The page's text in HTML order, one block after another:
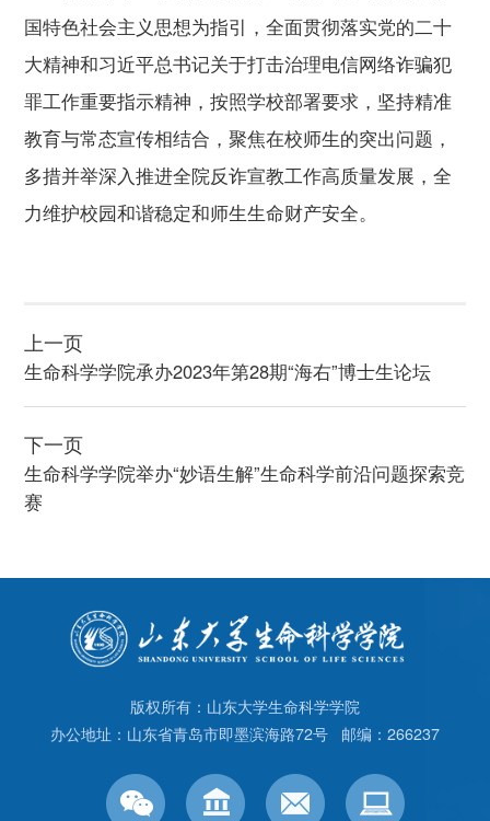
国特色社会主义思想为指引，全面贯彻落实党的二十
大精神和习近平总书记关于打击治理电信网络诈骗犯
罪工作重要指示精神，按照学校部署要求，坚持精准
教育与常态宣传相结合，聚焦在校师生的突出问题，
多措并举深入推进全院反诈宣教工作高质量发展，全
力维护校园和谐稳定和师生生命财产安全。
上一页
生命科学学院承办2023年第28期“海右”博士生论坛
下一页
生命科学学院举办“妙语生解”生命科学前沿问题探索竞
赛
版权所有：山东大学生命科学学院
办公地址：山东省青岛市即墨滨海路72号 邮编：266237